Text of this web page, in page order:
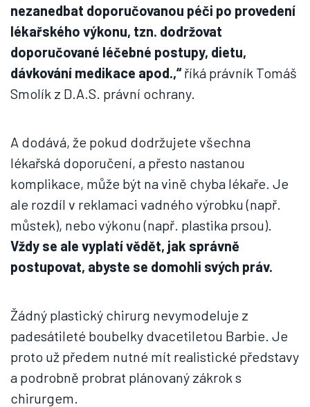
nezanedbat doporučovanou péči po provedení
lékařského výkonu, tzn. dodržovat
doporučované léčebné postupy, dietu,
dávkování medikace apod.,“říká právník Tomáš
Smolík z D.A.S. právní ochrany.
A dodává, že pokud dodržujete všechna
lékařská doporučení, a přesto nastanou
komplikace, může být na vině chyba lékaře. Je
ale rozdíl v reklamaci vadného výrobku (např.
můstek), nebo výkonu (např. plastika prsou).
Vždy se ale vyplatí vědět, jak správně
postupovat, abyste se domohli svých práv.
Žádný plastický chirurg nevymodeluje z
padesátileté boubelky dvacetiletou Barbie. Je
proto už předem nutné mít realistické představy
a podrobně probrat plánovaný zákrok s
chirurgem.